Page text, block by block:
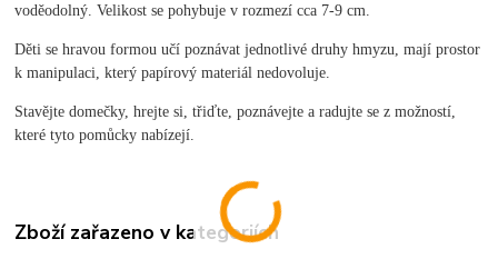
voděodolný. Velikost se pohybuje v rozmezí cca 7-9 cm.
Děti se hravou formou učí poznávat jednotlivé druhy hmyzu, mají prostor
k manipulaci, který papírový materiál nedovoluje.
Stavějte domečky, hrejte si, třiďte, poznávejte a radujte se z možností,
které tyto pomůcky nabízejí.
Zboží zařazeno v kategoriích